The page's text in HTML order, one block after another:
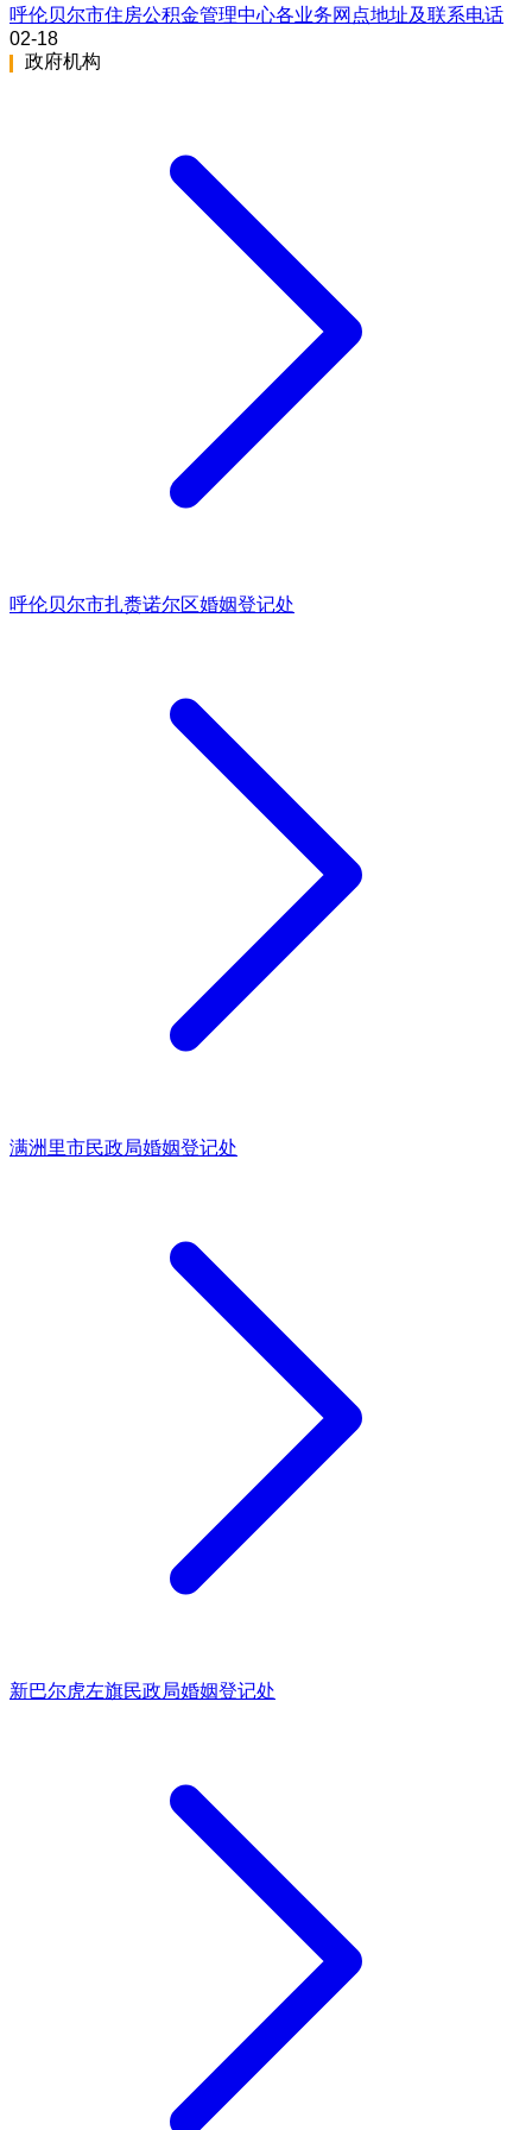
呼伦贝尔市住房公积金管理中心各业务网点地址及联系电话
02-18
政府机构
呼伦贝尔市扎赉诺尔区婚姻登记处
满洲里市民政局婚姻登记处
新巴尔虎左旗民政局婚姻登记处